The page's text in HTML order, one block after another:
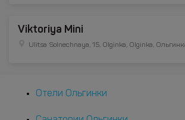
Viktoriya Mini
Ulitsa Solnechnaya, 15, Olginka, Olginka,
Отели Ольгинки